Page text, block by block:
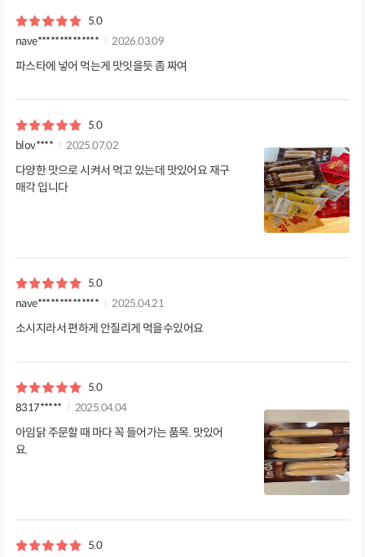
5.0
nave**************
2026.03.09
파스타에 넣어 먹는게 맛잇을듯 좀 짜여
5.0
blov****
2025.07.02
다양한 맛으로 시켜서 먹고 있는데 맛있어요 재구
매각 입니다
5.0
nave**************
2025.04.21
소시지라서 편하게 안질리게 먹을수있어요
5.0
8317*****
2025.04.04
아임닭 주문할 때 마다 꼭 들어가는 품목. 맛있어
요.
5.0